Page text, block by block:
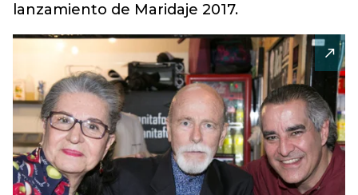
lanzamiento de Maridaje 2017.